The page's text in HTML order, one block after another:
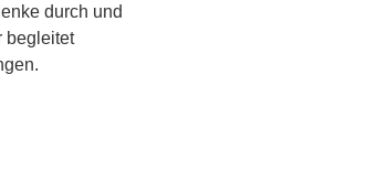
durch und
begleitet